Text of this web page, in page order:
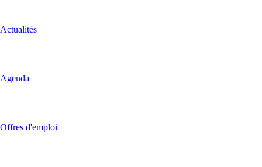
Actualités
Agenda
Offres d'emploi